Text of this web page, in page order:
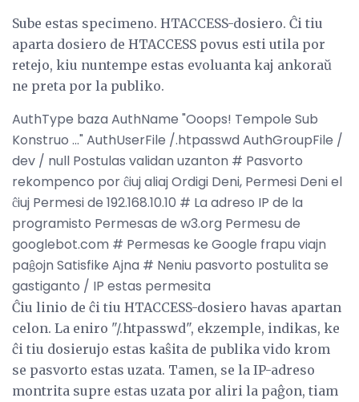
Sube estas specimeno. HTACCESS-dosiero. Ĉi tiu
aparta dosiero de HTACCESS povus esti utila por
retejo, kiu nuntempe estas evoluanta kaj ankoraŭ
ne preta por la publiko.
AuthType baza AuthName "Ooops! Tempole Sub
Konstruo ..." AuthUserFile /.htpasswd AuthGroupFile /
dev / null Postulas validan uzanton # Pasvorto
rekompenco por ĉiuj aliaj Ordigi Deni, Permesi Deni el
ĉiuj Permesi de 192.168.10.10 # La adreso IP de la
programisto Permesas de w3.org Permesu de
googlebot.com # Permesas ke Google frapu viajn
paĝojn Satisfike Ajna # Neniu pasvorto postulita se
gastiganto / IP estas permesita
Ĉiu linio de ĉi tiu HTACCESS-dosiero havas apartan
celon. La eniro "/.htpasswd", ekzemple, indikas, ke
ĉi tiu dosierujo estas kaŝita de publika vido krom
se pasvorto estas uzata. Tamen, se la IP-adreso
montrita supre estas uzata por aliri la paĝon, tiam